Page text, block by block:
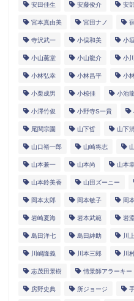
安田佳生 安藤俊介 安
宮本真由美 宮田ナノ
寺沢武一 小俣和美 小
小山薫堂 小山龍介 小
小林弘幸 小林昌平 小
小栗成男 小椋佳 小池
小澤竹俊 小野寺S一貴
尾関宗園 山下哲 山下
山口裕一郎 山崎将志
山本兼一 山本尚 山本
山本鈴美香 山田ズーニー
岡本太郎 岡本敏子 岡
岩崎夏海 岩本武範 岩
島田洋七 島田紳助 川
川嶋隆義 川本三郎 川
志茂田景樹 情景師アラーキー
房野史典 所ジョージ